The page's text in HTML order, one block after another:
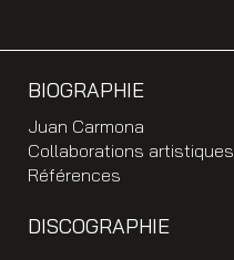
BIOGRAPHIE
Juan Carmona
Collaborations artistiques
Références
DISCOGRAPHIE